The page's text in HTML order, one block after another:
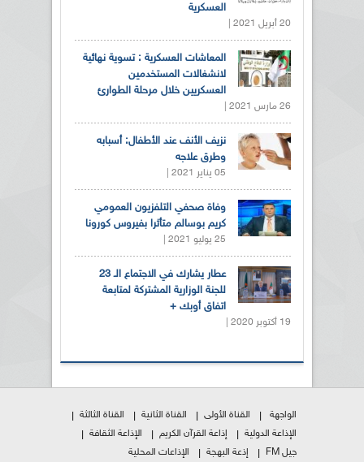
العسكرية
20 أبريل 2021 |
المعاشات العسكرية : تسوية نهائية
لانشغالات المستخدمين
العسكريين خلال مرحلة الطوارئ
26 مارس 2021 |
نزيف الأنف عند الأطفال: أسبابه
وطرق علاجه
05 يناير 2021 |
وفاة صحفي التلفزيون العمومي
كريم بوسالم متأثرا بفيروس كورونا
25 يوليو 2021 |
عطار يشارك في الاجتماع الـ 23
للجنة الوزارية المشتركة لمتابعة
اتفاق أوبك +
19 أكتوبر 2020 |
الواجهة القناة الأولى القناة الثانية
القناة الثالثة
الإذاعة الدولية
إذاعة القرآن الكريم
الإذاعة الثقافة
جيل FM
إذعة البهجة الإذاعات المحلية